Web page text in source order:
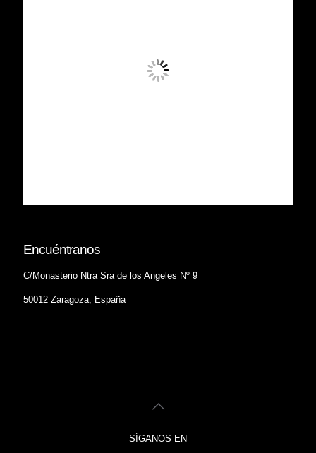
Encuéntranos
C/Monasterio Ntra Sra de los Angeles Nº 9
50012 Zaragoza, España
SÍGANOS EN